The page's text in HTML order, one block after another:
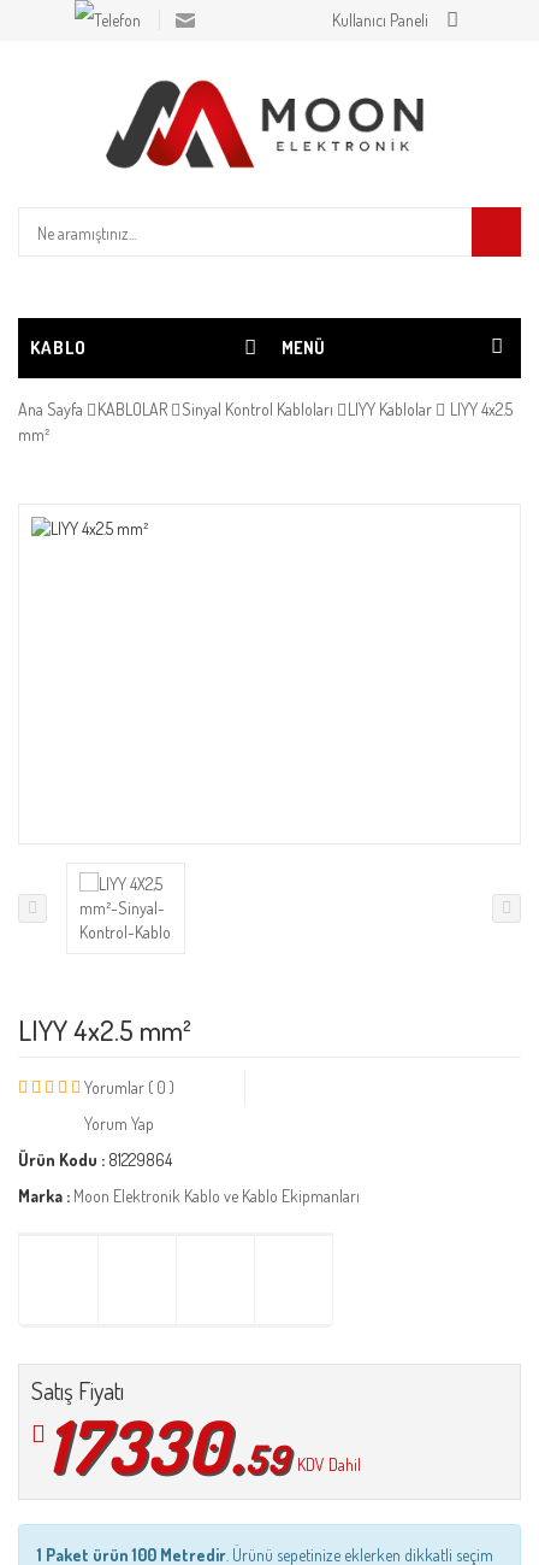
Kullanıcı Paneli
KABLO MENÜ
Ana Sayfa KABLOLAR Sinyal Kontrol Kabloları LIYY Kablolar
LIYY 4x2.5
mm²
LIYY 4x2.5 mm²
Yorumlar ( 0 )
Yorum Yap
Ürün Kodu : 81229864
Marka : Moon Elektronik Kablo ve Kablo Ekipmanları
Satış Fiyatı
17330.59 KDV Dahil
1 Paket ürün 100 Metredir . Ürünü sepetinize eklerken dikkatli seçim